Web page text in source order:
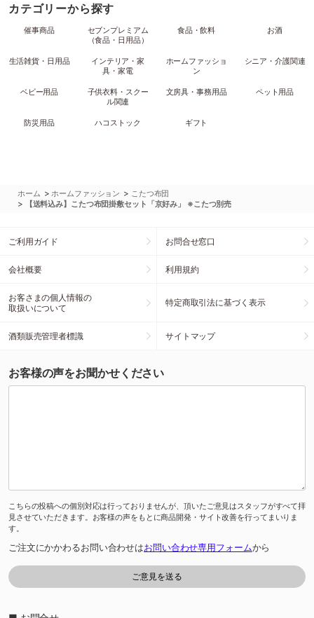
カテゴリーから探す
催事商品
セブンプレミアム
（食品・日用品）
食品・飲料 お酒
生活雑貨・日用品
インテリア・家
具・家電
ホームファッショ
ン
シニア・介護関連
ベビー用品
子供衣料・スクー
ル関連
文房具・事務用品 ペット用品
防災用品 ハコストック ギフト
ホーム > ホームファッション > こたつ布団
> 【送料込み】こたつ布団掛敷セット「京好み」 ※こたつ別売
ご利用ガイド お問合せ窓口
会社概要 利用規約
お客さまの個人情報の
取扱いについて
特定商取引法に基づく表示
酒類販売管理者標識 サイトマップ
お客様の声をお聞かせください
こちらの投稿への個別対応は行っておりませんが、頂いたご意見はスタッフがすべて拝
見させていただきます。お客様の声をもとに商品開発・サイト改善を行ってまいりま
す。
ご注文にかかわるお問い合わせはお問い合わせ専用フォームから